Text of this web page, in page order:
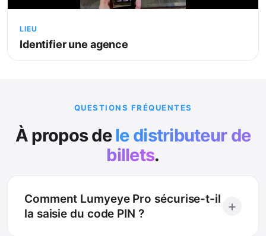
LIEU
Identifier une agence
QUESTIONS FRÉQUENTES
À propos dele distributeur de
billets.
Comment Lumyeye Pro sécurise-t-il
la saisie du code PIN ?
+